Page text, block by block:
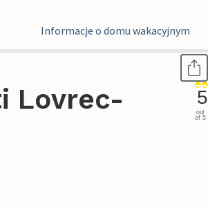
Informacje o domu wakacyjnym
Lovrec-
5
out
of 5